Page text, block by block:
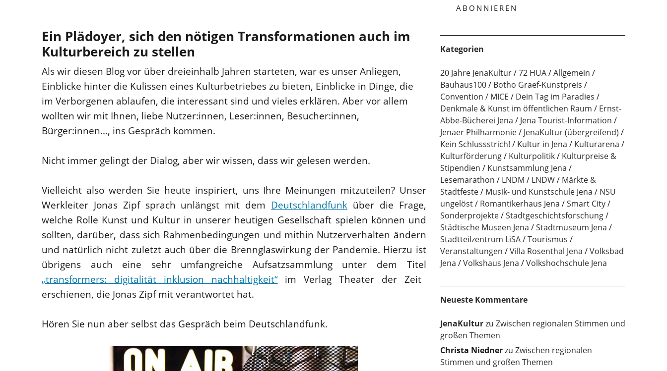
Ein Plädoyer, sich den nötigen Transformationen auch im
Kulturbereich zu stellen
Als wir diesen Blog vor über dreieinhalb Jahren starteten, war es unser Anliegen,
Einblicke hinter die Kulissen eines Kulturbetriebes zu bieten, Einblicke in Dinge, die
im Verborgenen ablaufen, die interessant sind und vieles erklären. Aber vor allem
wollten wir mit Ihnen, liebe Nutzer:innen, Leser:innen, Besucher:innen,
Bürger:innen…, ins Gespräch kommen.
Nicht immer gelingt der Dialog, aber wir wissen, dass wir gelesen werden.
Vielleicht also werden Sie heute inspiriert, uns Ihre Meinungen mitzuteilen? Unser
Werkleiter Jonas Zipf sprach unlängst mit dem Deutschlandfunk über die Frage,
welche Rolle Kunst und Kultur in unserer heutigen Gesellschaft spielen können und
sollten, darüber, dass sich Rahmenbedingungen und mithin Nutzerverhalten ändern
und natürlich nicht zuletzt auch über die Brennglaswirkung der Pandemie. Hierzu ist
übrigens auch eine sehr umfangreiche Aufsatzsammlung unter dem Titel
„transformers: digitalität inklusion nachhaltigkeit“im Verlag Theater der Zeit
erschienen, die Jonas Zipf mit verantwortet hat.
Hören Sie nun aber selbst das Gespräch beim Deutschlandfunk.
Kategorien
20 Jahre JenaKultur 72 HUA
Allgemein
Bauhaus100
Botho Graef-Kunstpreis
Convention / MICE
Dein Tag im Paradies
Denkmale & Kunst im öffentlichen Raum
Ernst-
Abbe-Bücherei Jena
Jena Tourist-Information
Jenaer Philharmonie
JenaKultur (übergreifend)
Kein Schlussstrich!
Kultur in Jena
Kulturarena
Kulturförderung
Kulturpolitik
Kulturpreise &
Stipendien
Kunstsammlung Jena
Lesemarathon
LNDM LNDW
Märkte &
Stadtfeste
Musik- und Kunstschule Jena
NSU
ungelöst
Romantikerhaus Jena
Smart City
Sonderprojekte
Stadtgeschichtsforschung
Städtische Museen Jena
Stadtmuseum Jena
Stadtteilzentrum LiSA
Tourismus
Veranstaltungen
Villa Rosenthal Jena
Volksbad
Jena
Volkshaus Jena Volkshochschule Jena
Neueste Kommentare
JenaKulturzu Zwischen regionalen Stimmen und
großen Themen
Christa Niednerzu Zwischen regionalen
Stimmen und großen Themen